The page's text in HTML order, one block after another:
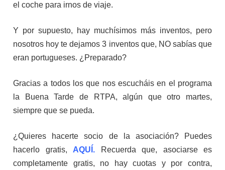
el coche para irnos de viaje.
Y por supuesto, hay muchísimos más inventos, pero
nosotros hoy te dejamos 3 inventos que, NO sabías que
eran portugueses. ¿Preparado?
Gracias a todos los que nos escucháis en el programa
la Buena Tarde de RTPA, algún que otro martes,
siempre que se pueda.
¿Quieres hacerte socio de la asociación? Puedes
hacerlo gratis, AQUÍ.
Recuerda que, asociarse es
completamente gratis, no hay cuotas y por contra,